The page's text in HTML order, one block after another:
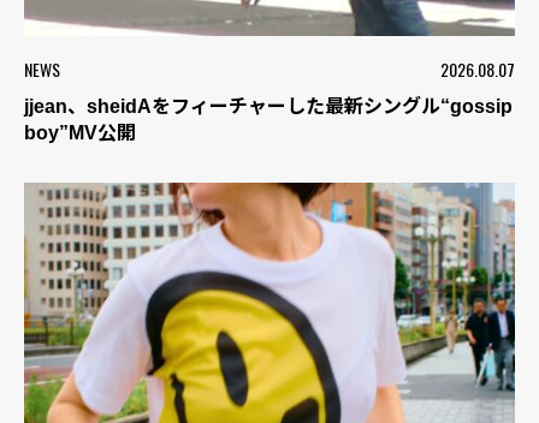
NEWS 2026.08.07
jjean、sheidAをフィーチャーした最新シングル“gossip
boy”MV公開